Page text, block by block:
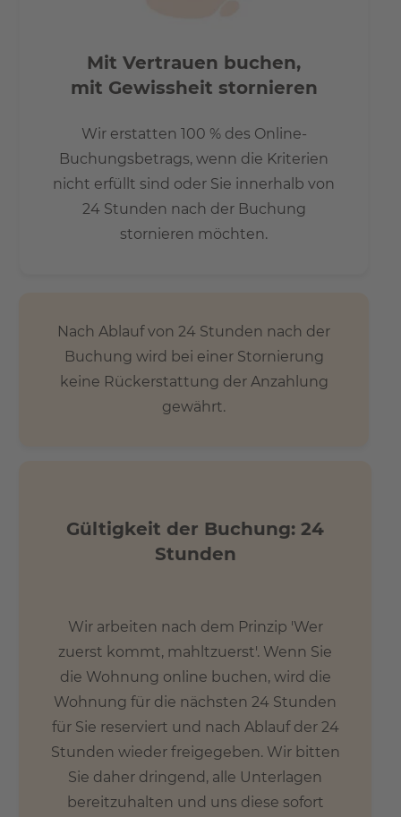
Mit Vertrauen buchen,
mit Gewissheit stornieren
Wir erstatten 100 % des Online-
Buchungsbetrags, wenn die Kriterien
nicht erfüllt sind oder Sie innerhalb von
24 Stunden nach der Buchung
stornieren möchten.
Nach Ablauf von 24 Stunden nach der
Buchung wird bei einer Stornierung
keine Rückerstattung der Anzahlung
gewährt.
Gültigkeit der Buchung: 24
Stunden
Wir arbeiten nach dem Prinzip 'Wer
zuerst kommt, mahltzuerst'. Wenn Sie
die Wohnung online buchen, wird die
Wohnung für die nächsten 24 Stunden
für Sie reserviert und nach Ablauf der 24
Stunden wieder freigegeben. Wir bitten
Sie daher dringend, alle Unterlagen
bereitzuhalten und uns diese sofort